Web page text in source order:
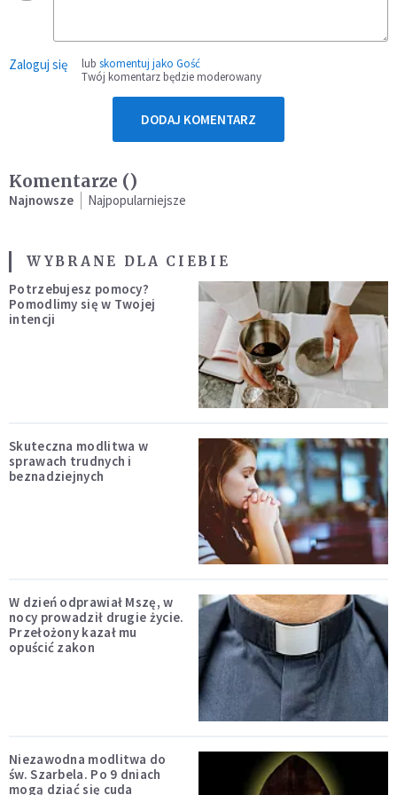
Zaloguj się lub skomentuj jako Gość
Twój komentarz będzie moderowany
DODAJ KOMENTARZ
Komentarze ()
Najnowsze Najpopularniejsze
WYBRANE DLA CIEBIE
Potrzebujesz pomocy?
Pomodlimy się w Twojej
intencji
Skuteczna modlitwa w
sprawach trudnych i
beznadziejnych
W dzień odprawiał Mszę, w
nocy prowadził drugie życie.
Przełożony kazał mu
opuścić zakon
Niezawodna modlitwa do
św. Szarbela. Po 9 dniach
mogą dziać się cuda